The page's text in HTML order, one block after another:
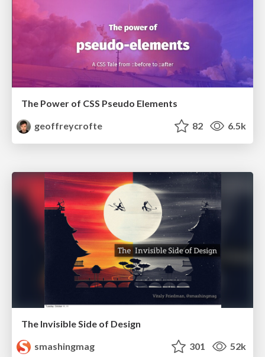
The Power of CSS Pseudo Elements
geoffreycrofte
82 6.5k
The Invisible Side of Design
smashingmag
301 52k